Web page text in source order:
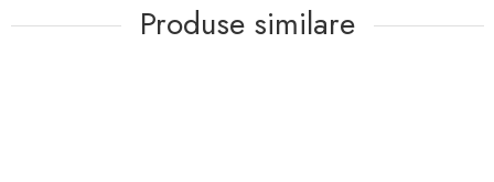
Produse similare